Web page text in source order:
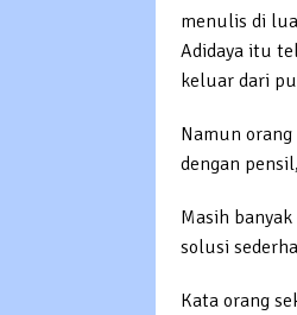
menulis di
Adidaya itu
keluar dari
Namun
dengan
Masih
solusi
Kata orang